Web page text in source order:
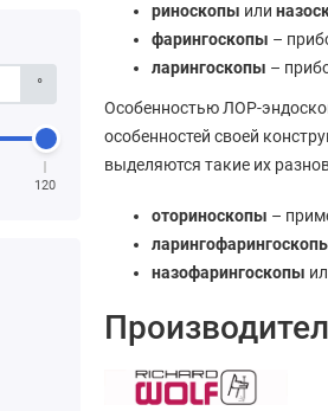
°
120
риноскопы или
фарингоскопы –
ларингоскопы –
Особенностью ЛОР-
особенностей своей
выделяются такие их
оториноскопы –
назофарингоскопы